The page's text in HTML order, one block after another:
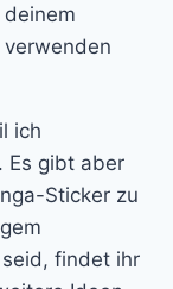
ich
Es gibt aber
Sticker zu
findet ihr